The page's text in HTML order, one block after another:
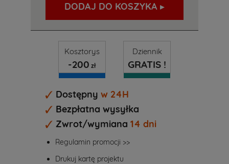
DODAJ DO KOSZYKA ▸
Kosztorys
-200 zł
Dziennik
GRATIS !
Dostępny w 24H
Bezpłatna wysyłka
Zwrot/wymiana 14 dni
Regulamin promocji >>
Drukuj kartę projektu